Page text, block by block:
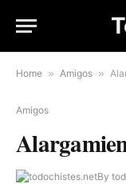
Home » Amigos »
Amigos
By